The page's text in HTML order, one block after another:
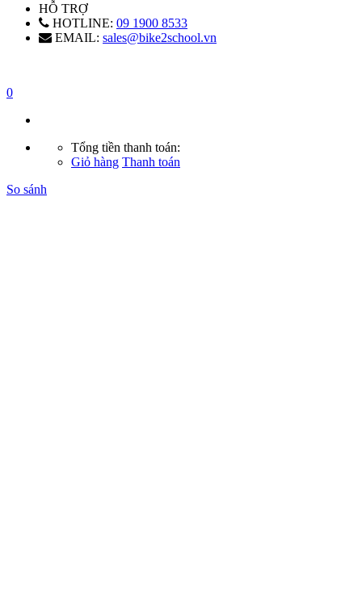
HỖ TRỢ
HOTLINE: 09 1900 8533
EMAIL: sales@bike2school.vn
0
Tổng tiền thanh toán:
Giỏ hàng Thanh toán
So sánh